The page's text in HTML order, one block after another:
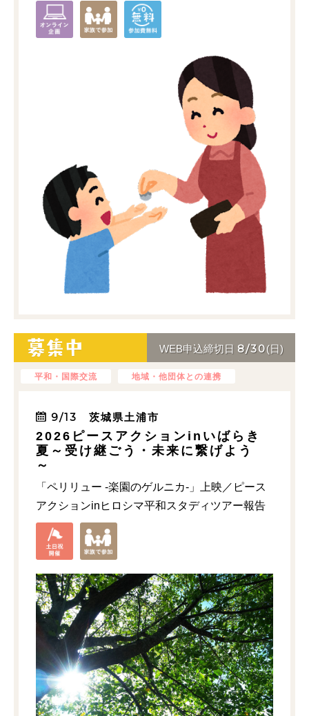
WEB申込締切日 8/30(日)
平和・国際交流 地域・他団体との連携
9/13 茨城県土浦市
2026ピースアクションinいばらき
夏～受け継ごう・未来に繋げよう
～
「ペリリュー -楽園のゲルニカ‐」上映／ピース
アクションinヒロシマ平和スタディツアー報告